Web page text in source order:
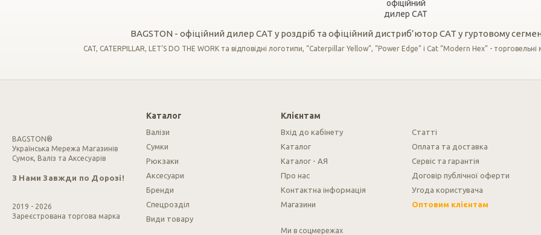
BAGSTON - офіційний дилер CAT у роздріб та офіційний дистриб’ютор CAT у гуртовому
CAT, CATERPILLAR, LET’S DO THE WORK та відповідні логотипи, “Caterpillar Yellow”, “Power Edge” і Cat “Modern Hex” -
BAGSTON®
Українська Мережа Магазинів
Сумок, Валіз та Аксесуарів
З Нами Завжди по Дорозі!
2019 - 2026
Зареєстрована торгова марка
Каталог
Валізи
Сумки
Рюкзаки
Аксесуари
Бренди
Спецрозділ
Види товару
Клієнтам
Вхід до кабінету
Каталог
Каталог - АЯ
Про нас
Контактна інформація
Магазини
Cтатті
Оплата та доставка
Сервіс та гарантія
Договір публічної оферти
Угода користувача
Оптовим клієнтам
Ми в соцмережах